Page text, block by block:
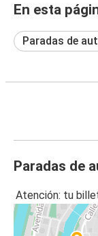
En esta
Paradas de
Paradas de
Atención: tu